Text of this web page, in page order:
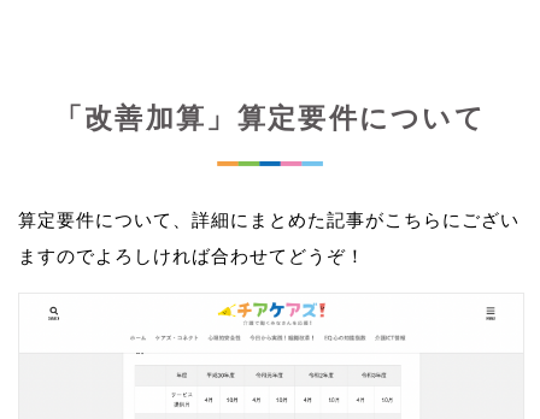
「改善加算」算定要件について
算定要件について、詳細にまとめた記事がこちらにござい
ますのでよろしければ合わせてどうぞ！